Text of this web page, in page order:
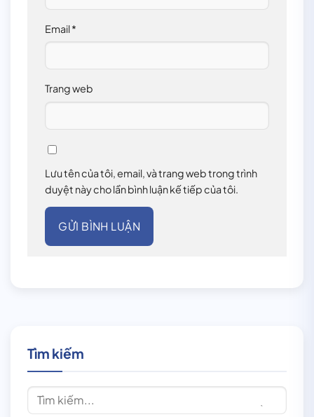
Email*
Trang web
Lưu tên của tôi, email, và trang web trong trình
duyệt này cho lần bình luận kế tiếp của tôi.
Tìm kiếm